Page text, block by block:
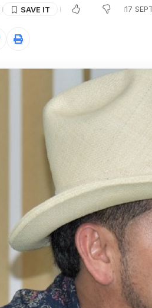
17